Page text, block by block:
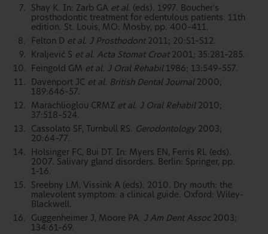
Shay K. In: Zarb GA et al. (eds). 1997. Boucher's
prosthodontic treatment for edentulous patients. 11th
edition. St. Louis, MO: Mosby, pp. 400–411.
Felton D et al. J Prosthodont 2011; 20:S1–S12.
Kraljević S et al. Acta Stomat Croat 2001; 35:281–285.
Feingold GM et al. J Oral Rehabil 1986; 13:549–557.
Davenport JC et al. British Dental Journal 2000;
189:646–57.
Marachlioglou CRMZ et al. J Oral Rehabil 2010;
37:518–524.
Cassolato SF, Turnbull RS. Gerodontology 2003;
20:64–77.
Holsinger FC, Bui DT. In: Myers EN, Ferris RL (eds).
2007. Salivary gland disorders. Berlin: Springer, pp.
1–16.
Sreebny LM, Vissink A (eds). 2010. Dry mouth: the
malevolent symptom: a clinical guide. Oxford: Wiley-
Blackwell.
Guggenheimer J, Moore PA. J Am Dent Assoc 2003;
134:61–69.